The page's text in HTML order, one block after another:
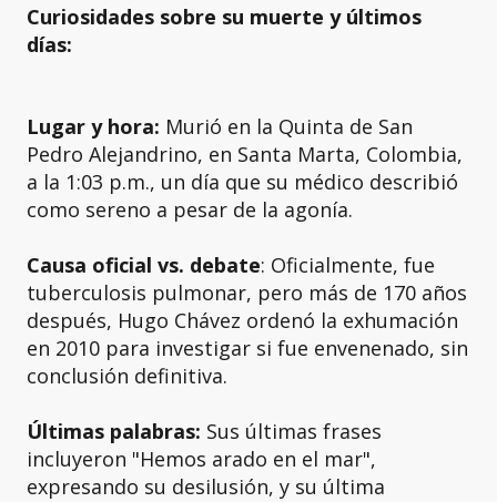
Curiosidades sobre su muerte y últimos
días:
Lugar y hora: Murió en la Quinta de San
Pedro Alejandrino, en Santa Marta, Colombia,
a la 1:03 p.m., un día que su médico describió
como sereno a pesar de la agonía.
Causa oficial vs. debate: Oficialmente, fue
tuberculosis pulmonar, pero más de 170 años
después, Hugo Chávez ordenó la exhumación
en 2010 para investigar si fue envenenado, sin
conclusión definitiva.
Últimas palabras: Sus últimas frases
incluyeron "Hemos arado en el mar",
expresando su desilusión, y su última